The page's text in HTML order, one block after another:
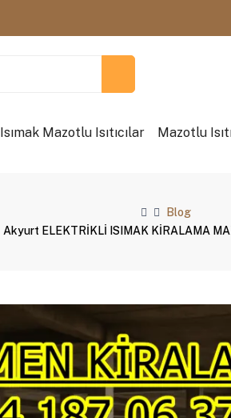
Isımak Mazotlu Isıtıcılar Mazotlu
Blog
Akyurt ELEKTRİKLİ ISIMAK KİRALAMA